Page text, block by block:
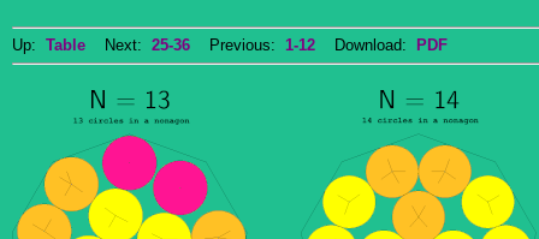
Up: Table Next: 25-36 Previous: 1-12 Download: PDF